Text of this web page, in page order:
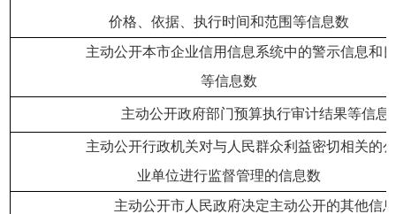
价格、依据、执行时间和范围等信息数
主动公开本市企业信用信息系统中的警示信息和
等信息数
主动公开政府部门预算执行审计结果等信息
主动公开行政机关对与人民群众利益密切相关的
业单位进行监督管理的信息数
主动公开市人民政府决定主动公开的其他信